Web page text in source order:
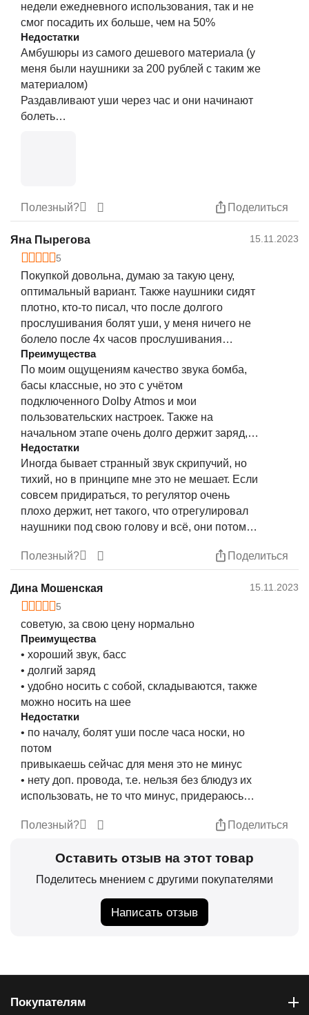
недели ежедневного использования, так и не
смог посадить их больше, чем на 50%
Недостатки
Амбушюры из самого дешевого материала (у
меня были наушники за 200 рублей с таким же
материалом)
Раздавливают уши через час и они начинают
болеть
Полезный?
Поделиться
Яна Пырегова
15.11.2023
5
Покупкой довольна, думаю за такую цену,
оптимальный вариант. Также наушники сидят
плотно, кто-то писал, что после долгого
прослушивания болят уши, у меня ничего не
болело после 4х часов прослушивания
музыки, так что всё индивидуально, привыкла
быстро.
Преимущества
По моим ощущениям качество звука бомба,
басы классные, но это с учётом
подключенного Dolby Atmos и мои
пользовательских настроек. Также на
начальном этапе очень долго держит заряд,
надеюсь в дальнейшем будет также)
Недостатки
Иногда бывает странный звук скрипучий, но
тихий, но в принципе мне это не мешает. Если
совсем придираться, то регулятор очень
плохо держит, нет такого, что отрегулировал
наушники под свою голову и всё, они потом
Полезный?
Поделиться
Дина Мошенская
15.11.2023
5
советую, за свою цену нормально
Преимущества
• хороший звук, басс
• долгий заряд
• удобно носить с собой, складываются, также
можно носить на шее
Недостатки
• по началу, болят уши после часа носки, но
потом
привыкаешь сейчас для меня это не минус
• нету доп. провода, т.е. нельзя без блюдуз их
использовать, не то что минус, придераюсь
Полезный?
Поделиться
Оставить отзыв на этот товар
Поделитесь мнением с другими покупателями
Написать отзыв
Покупателям